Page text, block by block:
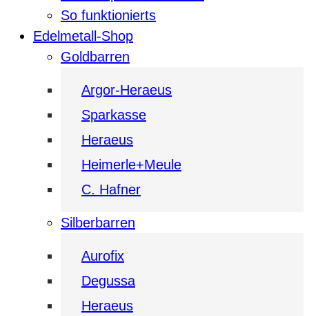
So funktionierts
Edelmetall-Shop
Goldbarren
Argor-Heraeus
Sparkasse
Heraeus
Heimerle+Meule
C. Hafner
Silberbarren
Aurofix
Degussa
Heraeus